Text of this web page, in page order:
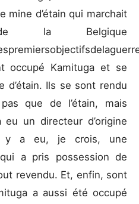
mine d’étain qui marchait
la Belgique
occupé Kamituga et se
d’étain. Ils se sont rendu
que de l’étain, mais
un directeur d’origine
y a eu, je crois, une
a pris possession de
revendu. Et, enfin, sont
a aussi été occupé